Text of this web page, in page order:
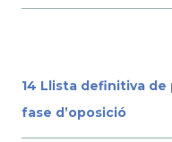
14 Llista definitiva de
fase d’oposició